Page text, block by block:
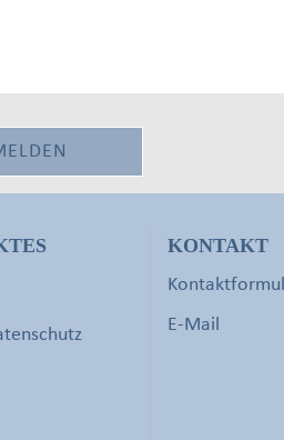
KONTAKT
E-Mail